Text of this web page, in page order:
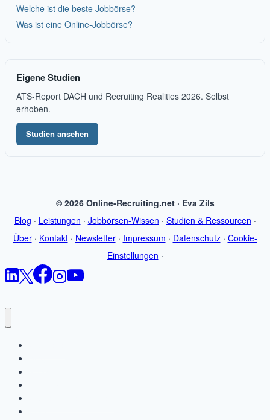
Welche ist die beste Jobbörse?
Was ist eine Online-Jobbörse?
Eigene Studien
ATS-Report DACH und Recruiting Realities 2026. Selbst
erhoben.
Studien ansehen
© 2026 Online-Recruiting.net · Eva Zils
Blog · Leistungen · Jobbörsen-Wissen · Studien & Ressourcen ·
Über· Kontakt· Newsletter· Impressum · Datenschutz· Cookie-
Einstellungen ·